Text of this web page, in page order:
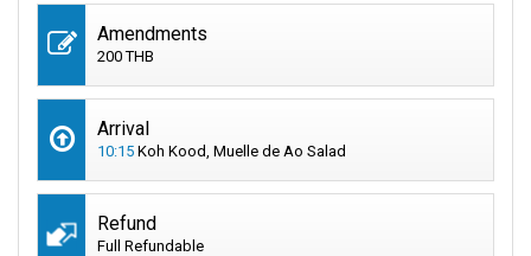
Amendments
200 THB
Arrival
10:15 Koh Kood, Muelle de Ao Salad
Refund
Full Refundable